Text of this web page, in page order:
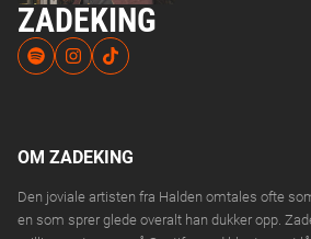
ZADEKING
OM ZADEKING
Den joviale artisten fra Halden omtales ofte
en som sprer glede overalt han dukker opp.